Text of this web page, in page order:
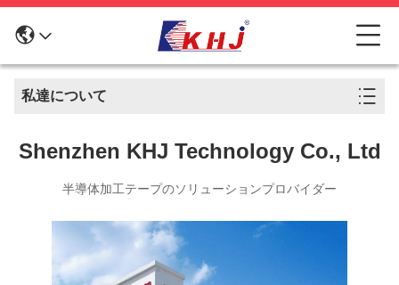
私達について
Shenzhen KHJ Technology Co., Ltd
半導体加工テープのソリューションプロバイダー